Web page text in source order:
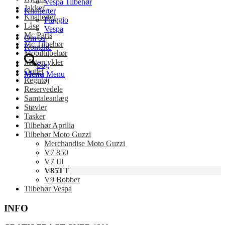
Vespa Tilbehør
Knallerter
Piaggio
Vespa
Om os
Kontakt.
Søg
Menu Menu
Jakker
Knallerter
Låse
Mc Parts
Mc Tilbehør
Mobiltilbehør
Motorcykler
Outlet
Regntøj
Reservedele
Samtaleanlæg
Støvler
Tasker
Tilbehør Aprilia
Tilbehør Moto Guzzi
Merchandise Moto Guzzi
V7 850
V7 III
V85TT
V9 Bobber
Tilbehør Vespa
INFO